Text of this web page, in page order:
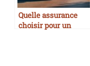
Quelle assurance
choisir pour un